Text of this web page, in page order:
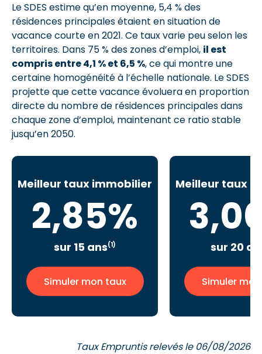
Le SDES estime qu’en moyenne, 5,4 % des
résidences principales étaient en situation de
vacance courte en 2021. Ce taux varie peu selon les
territoires. Dans 75 % des zones d’emploi, il est
compris entre 4,1 % et 6,5 %, ce qui montre une
certaine homogénéité à l’échelle nationale. Le SDES
projette que cette vacance évoluera en proportion
directe du nombre de résidences principales dans
chaque zone d’emploi, maintenant ce ratio stable
jusqu’en 2050.
Meilleur taux immobilier
2,85%
sur 15 ans(1)
Simuler mon taux
Meilleur taux
sur 20
Simuler
Taux Empruntis relevés le 06/08/2026